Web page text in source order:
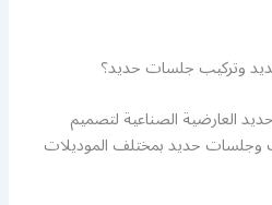
وتركيب جلسات حديد؟
العارضية الصناعية لتصميم
وجلسات حديد بمختلف الموديلات